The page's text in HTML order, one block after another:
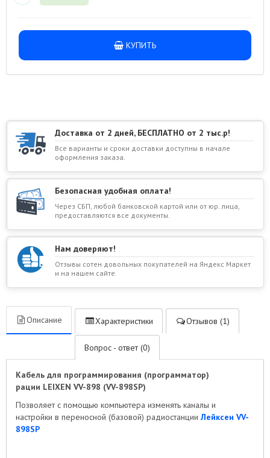
КУПИТЬ
Доставка от 2 дней, БЕСПЛАТНО от 2 тыс.р!
Все варианты и сроки доставки доступны в начале
оформления заказа.
Безопасная удобная оплата!
Через СБП, любой банковской картой или от юр. лица,
предоставляются все документы.
Нам доверяют!
Отзывы сотен довольных покупателей на Яндекс Маркет
и на нашем сайте.
Описание Характеристики Отзывов (1)
Вопрос - ответ (0)
Кабель для программирования (программатор)
рации LEIXEN VV-898 (VV-898SP)
Позволяет с помощью компьютера изменять каналы и
настройки в переносной (базовой) радиостанцииЛейксен VV-
898SP